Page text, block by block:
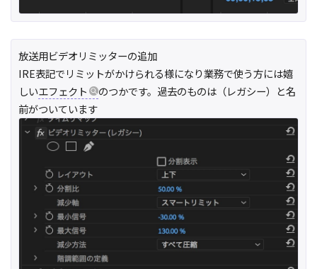
放送用ビデオリミッターの追加
IRE表記でリミットがかけられる様になり業務で使う方には嬉
しいエフェクト
のつかです。過去のものは（レガシー）と名
前がついています